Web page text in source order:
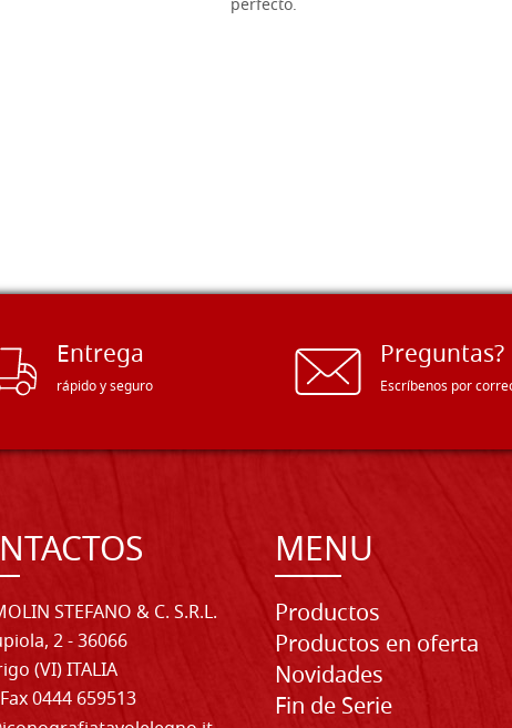
perfecto.
Entrega
rápido y seguro
Preguntas?
Escríbenos por
STEFANO & C. S.R.L.
2 - 36066
(VI) ITALIA
0444 659513
MENU
Productos
Productos en oferta
Novidades
Fin de Serie